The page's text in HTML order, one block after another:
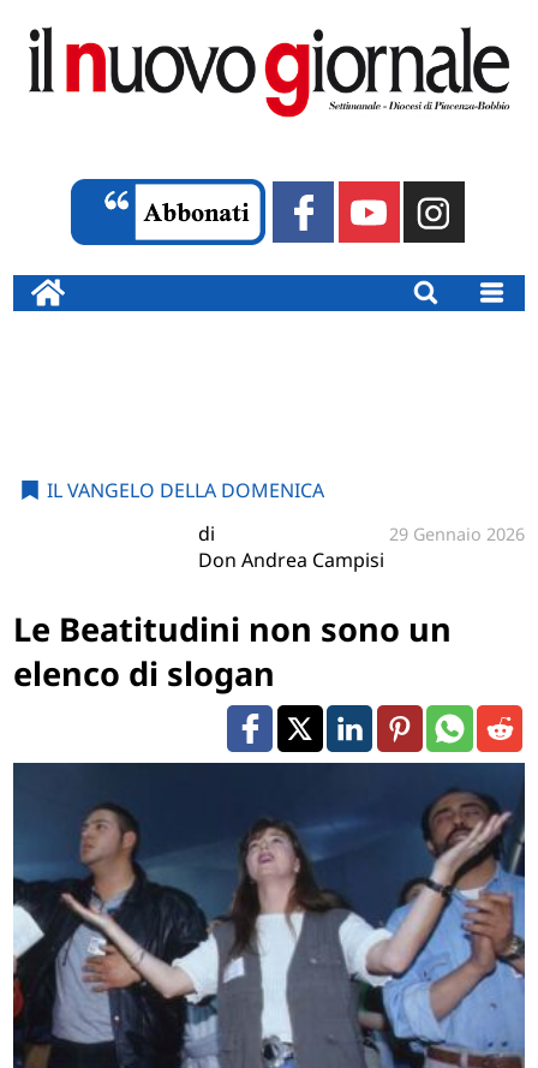
IL VANGELO DELLA DOMENICA
di
Don Andrea Campisi
29 Gennaio 2026
Le Beatitudini non sono un
elenco di slogan